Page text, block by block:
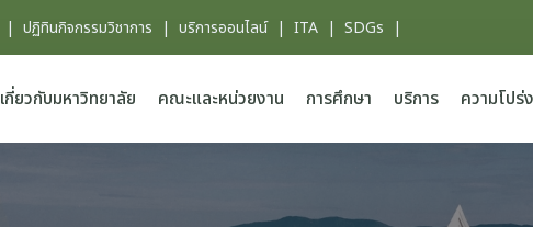
| ปฏิทินกิจกรรมวิชาการ | บริการออนไลน์| ITA | SDGs |
เกี่ยวกับมหาวิทยาลัย คณะและหน่วยงาน การศึกษา บริการ ความโปร่